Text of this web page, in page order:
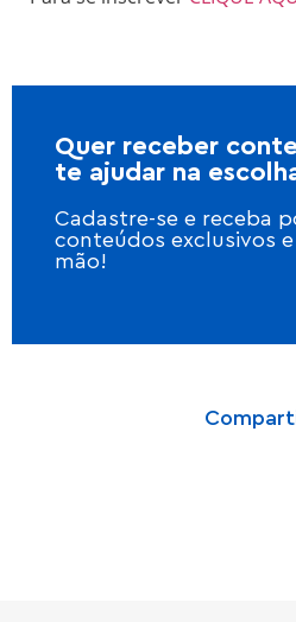
Quer receber
te ajudar na
Cadastre-se e receba
conteúdos exclusivos
mão!